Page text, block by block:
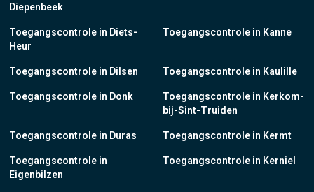
Diepenbeek
Toegangscontrole in Diets-
Heur
Toegangscontrole in Dilsen
Toegangscontrole in Donk
Toegangscontrole in Duras
Toegangscontrole in
Eigenbilzen
Toegangscontrole in Kanne
Toegangscontrole in Kaulille
Toegangscontrole in Kerkom-
bij-Sint-Truiden
Toegangscontrole in Kermt
Toegangscontrole in Kerniel